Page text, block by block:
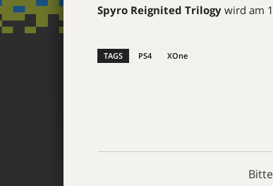
Spyro Reignited Trilogy wird am
TAGS PS4 XOne